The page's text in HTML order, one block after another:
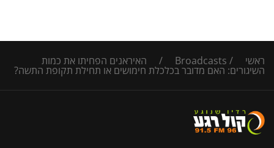
ראשי /
Broadcasts
/ האיראנים הפחיתו את כמות
השיגורים: האם מדובר בכלכלת חימושים או תחילת תקופת התשה?